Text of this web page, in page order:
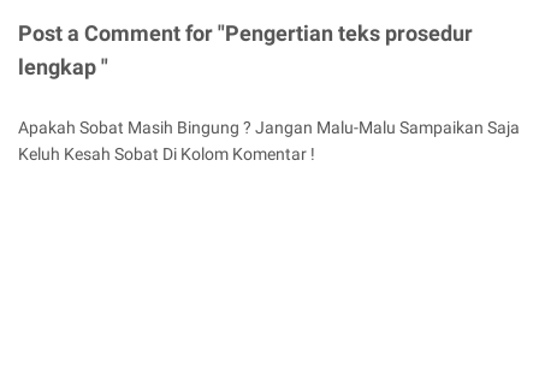
Post a Comment for "Pengertian teks prosedur
lengkap "
Apakah Sobat Masih Bingung ? Jangan Malu-Malu Sampaikan Saja
Keluh Kesah Sobat Di Kolom Komentar !